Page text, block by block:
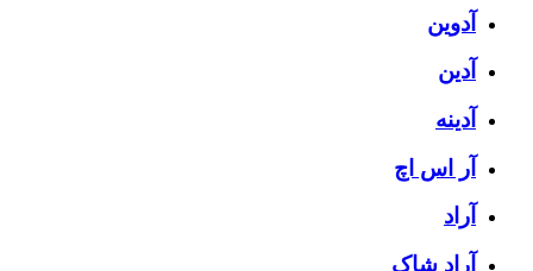
آدوین
آدین
آدینه
آر اس اچ
آراد
آراد شاک